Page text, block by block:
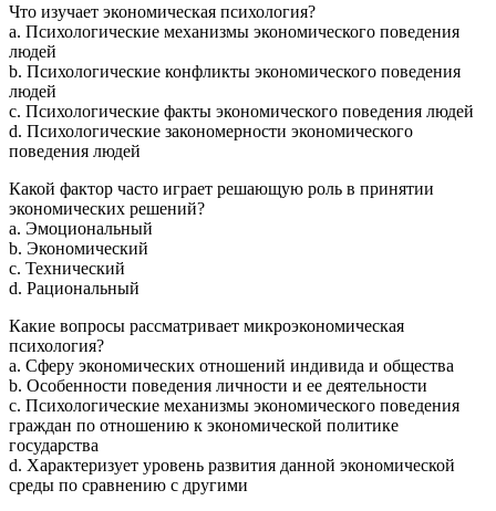
Что изучает экономическая психология?
a. Психологические механизмы экономического поведения
людей
b. Психологические конфликты экономического поведения
людей
c. Психологические факты экономического поведения людей
d. Психологические закономерности экономического
поведения людей
Какой фактор часто играет решающую роль в принятии
экономических решений?
a. Эмоциональный
b. Экономический
c. Технический
d. Рациональный
Какие вопросы рассматривает микроэкономическая
психология?
a. Сферу экономических отношений индивида и общества
b. Особенности поведения личности и ее деятельности
c. Психологические механизмы экономического поведения
граждан по отношению к экономической политике
государства
d. Характеризует уровень развития данной экономической
среды по сравнению с другими